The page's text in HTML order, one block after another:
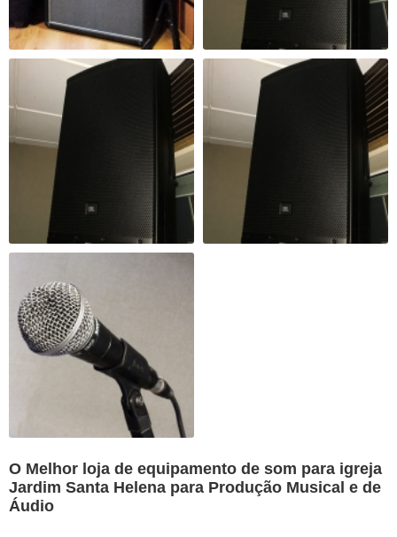
O Melhor loja de equipamento de som para igreja
Jardim Santa Helena para Produção Musical e de
Áudio